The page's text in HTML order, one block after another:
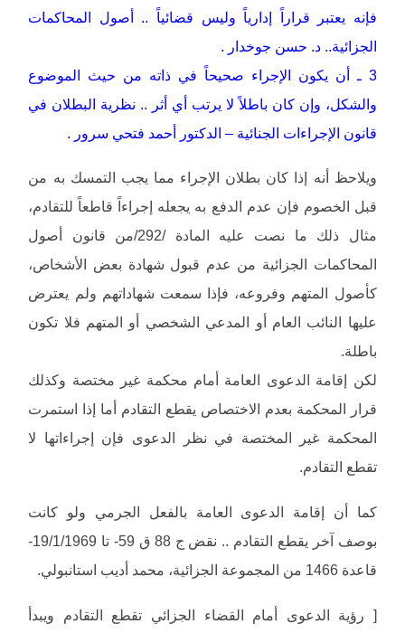
فإنه يعتبر قراراً إدارياً وليس قضائياً .. أصول المحاكمات
الجزائية.. د. حسن جوخدار .
3 ـ أن يكون الإجراء صحيحاً في ذاته من حيث الموضوع
والشكل، وإن كان باطلاً لا يرتب أي أثر .. نظرية البطلان في
قانون الإجراءات الجنائية – الدكتور أحمد فتحي سرور .
ويلاحظ أنه إذا كان بطلان الإجراء مما يجب التمسك به من
قبل الخصوم فإن عدم الدفع به يجعله إجراءاً قاطعاً للتقادم،
مثال ذلك ما نصت عليه المادة /292/من قانون أصول
المحاكمات الجزائية من عدم قبول شهادة بعض الأشخاص،
كأصول المتهم وفروعه، فإذا سمعت شهاداتهم ولم يعترض
عليها النائب العام أو المدعي الشخصي أو المتهم فلا تكون
باطلة.
لكن إقامة الدعوى العامة أمام محكمة غير مختصة وكذلك
قرار المحكمة بعدم الاختصاص يقطع التقادم أما إذا استمرت
المحكمة غير المختصة في نظر الدعوى فإن إجراءاتها لا
تقطع التقادم.
كما أن إقامة الدعوى العامة بالفعل الجرمي ولو كانت
بوصف آخر يقطع التقادم .. نقض ج 88 ق 59- تا 19/1/1969-
قاعدة 1466 من المجموعة الجزائية، محمد أديب استانبولي.
[ رؤية الدعوى أمام القضاء الجزائي تقطع التقادم ويبدأ